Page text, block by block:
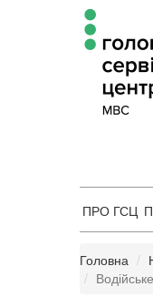
ПРО ГСЦ
Головна